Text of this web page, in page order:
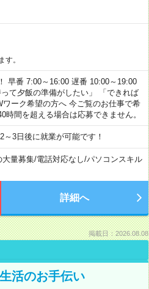
。
早番 7:00～16:00 遅番 10:00～19:00
て夕飯の準備がしたい」 「できれば
ーク希望の方へ 今ご覧のお仕事で希
間を超える場合は応募できません。
3日後に就業が可能です！
大量募集/電話対応なし/パソコンスキル
詳細へ
掲載日：2026.08.08
活のお手伝い